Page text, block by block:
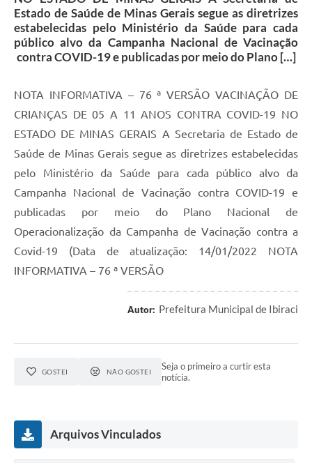
Estado de Saúde de Minas Gerais segue as diretrizes
estabelecidas pelo Ministério da Saúde para cada
público alvo da Campanha Nacional de Vacinação
contra COVID-19 e publicadas por meio do Plano […]
NOTA INFORMATIVA – 76 ª VERSÃO VACINAÇÃO DE
CRIANÇAS DE 05 A 11 ANOS CONTRA COVID-19 NO
ESTADO DE MINAS GERAIS A Secretaria de Estado de
Saúde de Minas Gerais segue as diretrizes estabelecidas
pelo Ministério da Saúde para cada público alvo da
Campanha Nacional de Vacinação contra COVID-19 e
publicadas por meio do Plano Nacional de
Operacionalização da Campanha de Vacinação contra a
Covid-19 (Data de atualização: 14/01/2022 NOTA
INFORMATIVA – 76 ª VERSÃO
Autor: Prefeitura Municipal de Ibiraci
GOSTEI NÃO GOSTEI
Seja o primeiro a curtir esta
notícia.
Arquivos Vinculados